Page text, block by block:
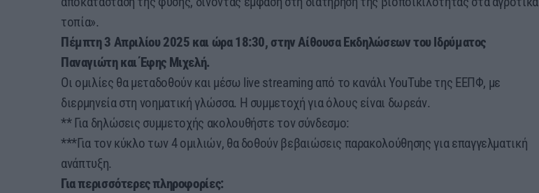
τοπία».
Πέμπτη 3 Απριλίου 2025 και ώρα 18:30, στην Αίθουσα Εκδηλώσεων του Ιδρύματος
Παναγιώτη και Έφης Μιχελή.
Οι ομιλίες θα μεταδοθούν και μέσω live streaming από το κανάλι YouTube της ΕΕΠΦ, με
διερμηνεία στη νοηματική γλώσσα. Η συμμετοχή για όλους είναι δωρεάν.
** Για δηλώσεις συμμετοχής ακολουθήστε τον σύνδεσμο:
***Για τον κύκλο των 4 ομιλιών, θα δοθούν βεβαιώσεις παρακολούθησης για επαγγελματική
ανάπτυξη.
Για περισσότερες πληροφορίες: